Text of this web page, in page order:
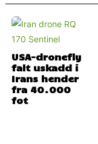
USA-dronefly
falt uskadd i
Irans hender
fra 40.000
fot